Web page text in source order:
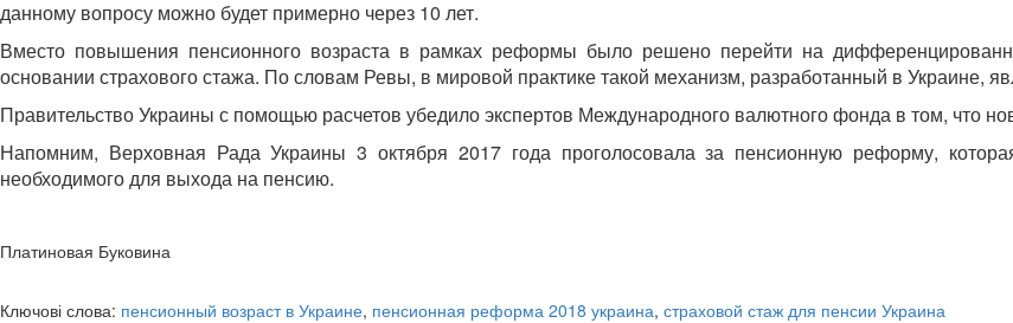
данному вопросу можно будет примерно через 10 лет.
Вместо повышения пенсионного возраста в рамках реформы было решено перейти на
основании страхового стажа. По словам Ревы, в мировой практике такой механизм, разработанный в Украине,
Правительство Украины с помощью расчетов убедило экспертов Международного валютного фонда в том, что
Напомним, Верховная Рада Украины 3 октября 2017 года проголосовала за пенсионную реформу,
необходимого для выхода на пенсию.
Платиновая Буковина
Ключові слова: пенсионный возраст в Украине, пенсионная реформа 2018 украина, страховой стаж для пенсии Украина